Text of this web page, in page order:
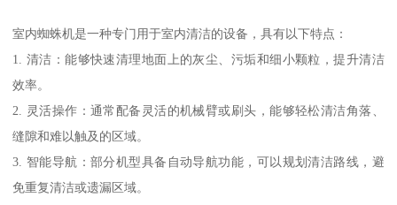
室内蜘蛛机是一种专门用于室内清洁的设备，具有以下特点：
1. 清洁：能够快速清理地面上的灰尘、污垢和细小颗粒，提升清洁
效率。
2. 灵活操作：通常配备灵活的机械臂或刷头，能够轻松清洁角落、
缝隙和难以触及的区域。
3. 智能导航：部分机型具备自动导航功能，可以规划清洁路线，避
免重复清洁或遗漏区域。